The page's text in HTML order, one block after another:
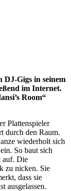
DJ-Gigs in seinem
im Internet.
Room“
Plattenspieler
durch den Raum.
wiederholt sich
So baut sich
auf. Die
zu nicken. Sie
dass sie
ausgelassen.